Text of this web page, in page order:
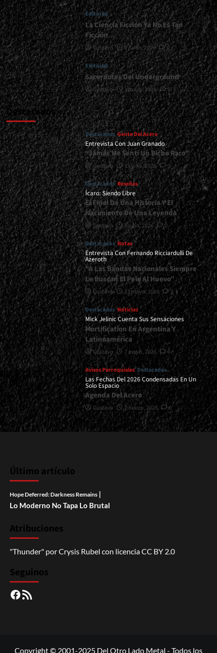
|
</span>
</small>
<div>“El
Verdadero
Thrash
Nunca
Morirá”</div>
Editorial
La Ciencia Ficción Ya No Es Tan
Ficción…
Gustavo 1 junio, 2026 0
Editorial
Sacerdotes Del Underground
Gustavo 1 mayo, 2026 0
Destacados
Destacados Gente Del Acero
Entrevista Con Juan Granado
“Jamás Me Sentí Un Bicho Raro”
Gustavo 13 julio, 2026 0
Destacados Reseñas
Ícaro: Siendo Libre
El Final De Una Historia Y El
Nacimiento De Una Leyenda
Gustavo 8 julio, 2026 0
Destacados Notas
Entrevista Con Fernando Ricciardulli De
Azeroth
“A Las Bandas Nacionales Siempre
Le Buscan El Pelo Al Huevo”
Gustavo 21 mayo, 2026 2
Destacados Noticias
Mick Jelinic Cuenta Sus Sensaciones
Mortification En Argentina Y
Latinoamérica
Gustavo 7 mayo, 2026 0
Avisos Parroquiales Destacados
Las Fechas Del 2026 Condensadas En Un
Solo Espacio
Agenda Del Acero
Gustavo 2 marzo, 2026 0
Último artículo
Hope Deferred: Darkness Remains |
Lo Moderno No Tapa Lo Brutal
Atribuciones
"Thunder" porCrysis Rubel con licenciaCC BY 2.0
Seguinos
Facebook
RSS
Copyright © 2001-2025 Del Otro Lado Metal - Todos los